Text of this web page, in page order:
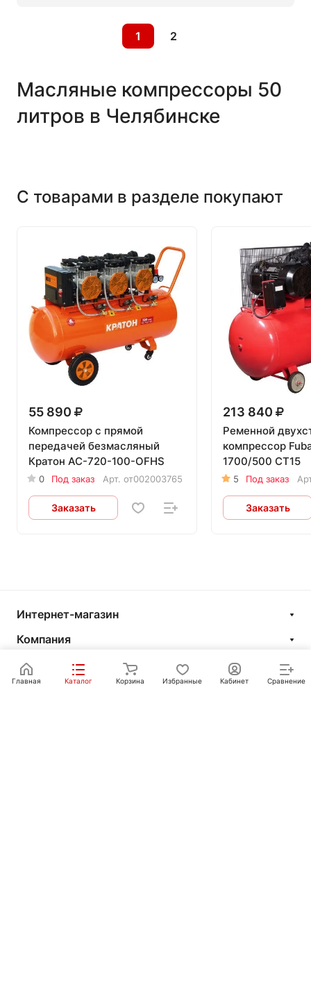
1 2
Масляные компрессоры 50
литров в Челябинске
С товарами в разделе покупают
55 890
Компрессор с прямой
передачей безмасляный
Кратон AC-720-100-OFHS
0 Под заказ Арт. от002003765
Заказать
213 840
Ременной
компрессор
1700/500 CT15
5 Под заказ
Заказать
Интернет-магазин
Компания
Информация
Главная Каталог Корзина Избранные Кабинет Сравнение